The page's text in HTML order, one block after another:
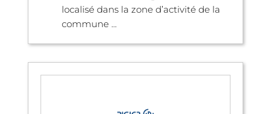
localisé dans la zone d’activité de la
commune ...